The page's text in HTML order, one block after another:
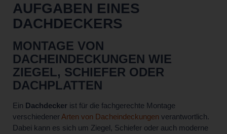
AUFGABEN EINES
DACHDECKERS
MONTAGE VON
DACHEINDECKUNGEN WIE
ZIEGEL, SCHIEFER ODER
DACHPLATTEN
Ein Dachdecker ist für die fachgerechte Montage
verschiedener Arten von Dacheindeckungen verantwortlich.
Dabei kann es sich um Ziegel, Schiefer oder auch moderne